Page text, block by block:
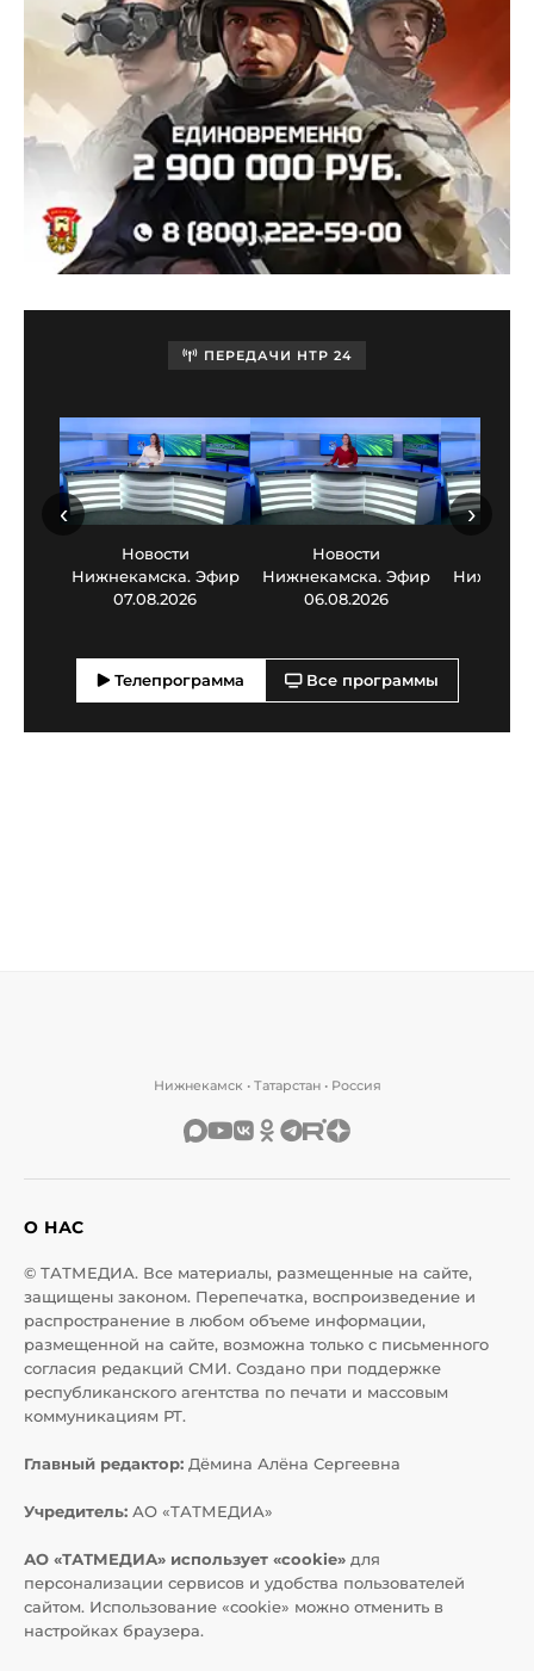
ПЕРЕДАЧИ НТР 24
Новости
Нижнекамска. Эфир
07.08.2026
Новости
Нижнекамска. Эфир
06.08.2026
‹ ›
Телепрограмма Все программы
Нижнекамск • Татарстан • Россия
О НАС
© ТАТМЕДИА. Все материалы, размещенные на сайте,
защищены законом. Перепечатка, воспроизведение и
распространение в любом объеме информации,
размещенной на сайте, возможна только с письменного
согласия редакций СМИ. Создано при поддержке
республиканского агентства по печати и массовым
коммуникациям РТ.
Главный редактор: Дёмина Алёна Сергеевна
Учредитель: АО «ТАТМЕДИА»
АО «ТАТМЕДИА» использует «cookie» для
персонализации сервисов и удобства пользователей
сайтом. Использование «cookie» можно отменить в
настройках браузера.